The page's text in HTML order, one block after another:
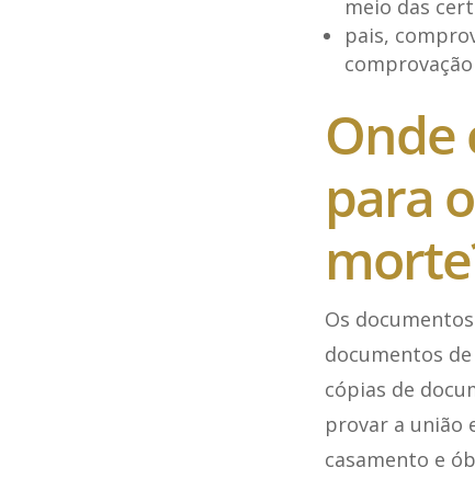
meio das
pais,
Onde
para
Os
documentos
cópias de
provar a união
casamento e